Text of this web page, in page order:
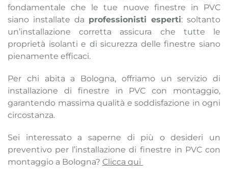
fondamentale che le tue nuove finestre in PVC
siano installate da professionisti esperti: soltanto
un’installazione corretta assicura che tutte le
proprietà isolanti e di sicurezza delle finestre siano
pienamente efficaci.
Per chi abita a Bologna, offriamo un servizio di
installazione di finestre in PVC con montaggio,
garantendo massima qualità e soddisfazione in ogni
circostanza.
Sei interessato a saperne di più o desideri un
preventivo per l’installazione di finestre in PVC con
montaggio a Bologna? Clicca qui